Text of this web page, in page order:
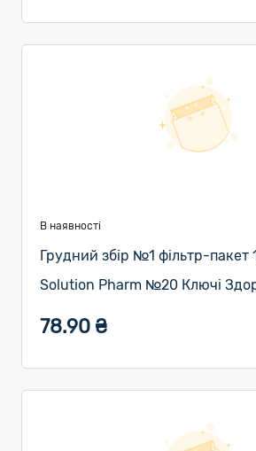
В наявності
Грудний збір №1 фільтр-пакет
Solution Pharm №20 Ключі
78.90 ₴